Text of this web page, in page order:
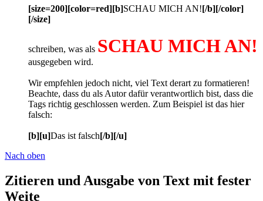
[size=200][color=red][b]SCHAU MICH AN![/b][/color]
[/size]
schreiben, was als SCHAU MICH AN!
ausgegeben wird.
Wir empfehlen jedoch nicht, viel Text derart zu formatieren!
Beachte, dass du als Autor dafür verantwortlich bist, dass die
Tags richtig geschlossen werden. Zum Beispiel ist das hier
falsch:
[b][u]Das ist falsch[/b][/u]
Nach oben
Zitieren und Ausgabe von Text mit fester
Weite